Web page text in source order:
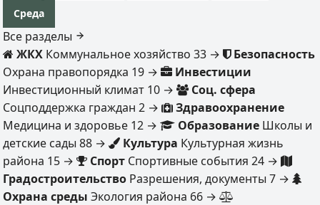
Среда
Все разделы
ЖКХ Коммунальное хозяйство 33 →
Безопасность
Охрана правопорядка 19 →
Инвестиции
Инвестиционный климат 10 →
Соц. сфера
Соцподдержка граждан 2 →
Здравоохранение
Медицина и здоровье 12 → Образование Школы и
детские сады 88 → Культура Культурная жизнь
района 15 → Спорт Спортивные события 24 →
Градостроительство Разрешения, документы 7 →
Охрана среды Экология района 66 →